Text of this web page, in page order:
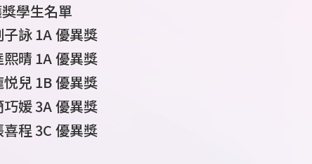
學生名單
子詠1A優異獎
熙晴 1A優異獎
悦兒 1B優異獎
巧媛3A優異獎
喜程3C 優異獎
樂言
展濠
3C
峻軒
4A
直樹
5B
直樹 許峻熙
俊殷 簡傲哲
5B 5C
5C 5D
獎學生名單
恩琳 2C Category 1
學生名單
志恆4A高小文字報告個人組季軍
栢朗 4C高小文字報告個人組優異獎
董胤澤
葉柏熙
劉穎彤
杜芯泳
王展濠
生姓名班別
志恆
4A
子熙
4C
諾森
5A
峻熙
5C
沐恩
6A
生姓名班別
梓翔
3A
志恆
4A
峻軒
4A
俊瀟
4A
敏匡
4B
學生名單
芷瑤5B高小組
梁沐恩6A于豐瑞
俊賢6B黃開昇
董胤澤2A葉柏熙
德山 2C劉靖揚
于豐瑞
峻軒4A男子
峻軒4A男子2016
敏匡 4B男子2016
峻軒4A
冠軍
子熙4C
峻熙 5C
沐恩 6A
啓溢6A
敏希6C
學生名單
學生名單
語彤6B最值得表揚學生
温良 5C最值得表揚學生
學生名單
俊辰6A 個人賽優異獎
俊辰 6A
思培6A
泓希 6C
志恆4A男子五步拳
明澤4A男子雙截棍
敏匡 4B男子五步拳
泫悅 6A女子南拳
泫悅6A女子劍術
皓朗4C 男子五步拳
張志恆 男子五步拳 冠軍
何明澤 男子雙截棍 亞軍
葉敏匡 男子五步拳 季軍
杜泫悅 女子南拳及女子劍術 第四名
周皓朗 男子五步拳 第六名
學生名單
俊辰6A
隊際賽優異獎
思培 6A
泓希 6C
沛諾6C
子諾6D
學生名單
庭欣3B初小組
生姓
班
別
別
賢皓
5D
俊辰
6A
思培
6A
子諾
6D